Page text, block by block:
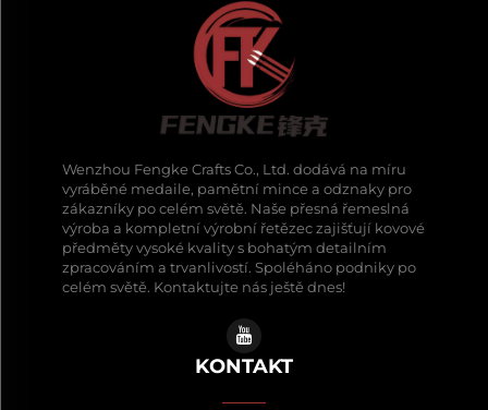
Wenzhou Fengke Crafts Co., Ltd. dodává na míru
vyráběné medaile, pamětní mince a odznaky pro
zákazníky po celém světě. Naše přesná řemeslná
výroba a kompletní výrobní řetězec zajišťují kovové
předměty vysoké kvality s bohatým detailním
zpracováním a trvanlivostí. Spoléháno podniky po
celém světě. Kontaktujte nás ještě dnes!
KONTAKT